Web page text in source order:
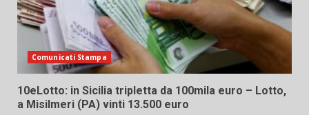
Comunicati Stampa
10eLotto: in Sicilia tripletta da 100mila euro – Lotto,
a Misilmeri (PA) vinti 13.500 euro